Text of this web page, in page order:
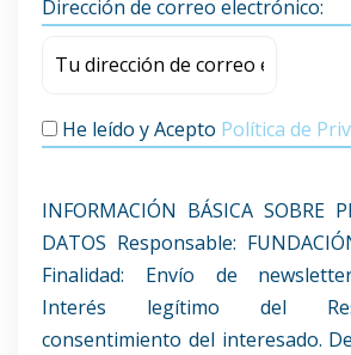
Dirección de correo electrónico:
He leído y Acepto Política de
INFORMACIÓN BÁSICA SOBRE
DATOS Responsable:
Finalidad: Envío de
Interés legítimo del
consentimiento del interesado.